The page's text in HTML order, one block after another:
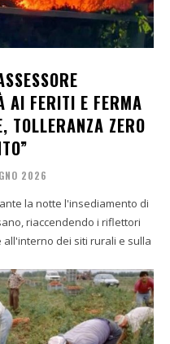
AI FERITI E FERMA
TOLLERANZA ZERO
2026
la notte l'insediamento di
riaccendendo i riflettori
dei siti rurali e sulla